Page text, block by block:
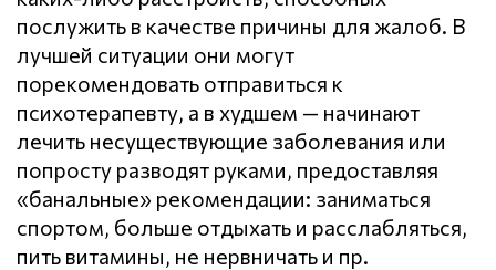
послужить в качестве причины для жалоб. В
лучшей ситуации они могут
порекомендовать отправиться к
психотерапевту, а в худшем — начинают
лечить несуществующие заболевания или
попросту разводят руками, предоставляя
«банальные» рекомендации: заниматься
спортом, больше отдыхать и расслабляться,
пить витамины, не нервничать и пр.